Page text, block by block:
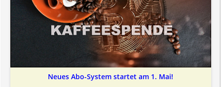
Neues Abo-System startet am 1. Mai!